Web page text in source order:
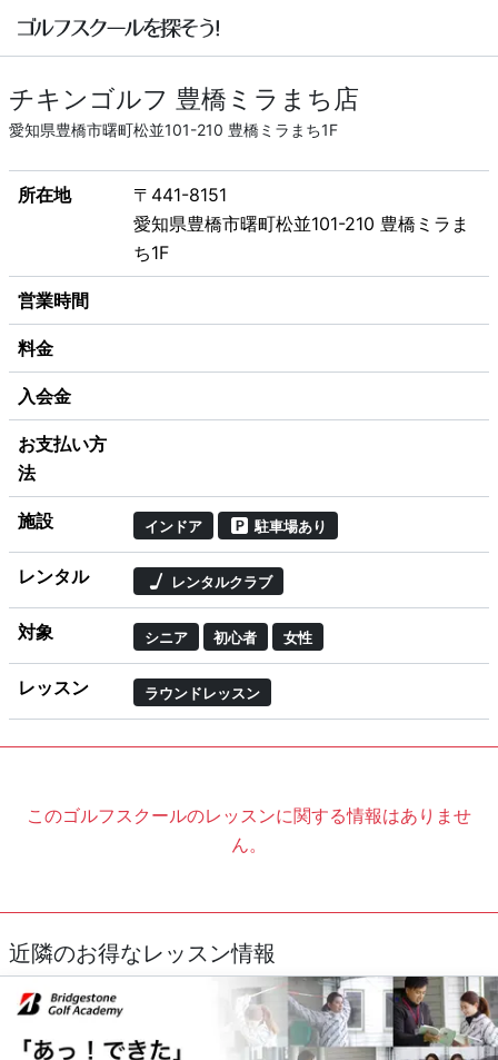
チキンゴルフ 豊橋ミラまち店
愛知県豊橋市曙町松並101-210 豊橋ミラまち1F
所在地
〒441-8151
愛知県豊橋市曙町松並101-210 豊橋ミラま
ち1F
営業時間
料金
入会金
お支払い方
法
施設 インドア 駐車場あり
レンタル レンタルクラブ
対象 シニア 初心者 女性
レッスン ラウンドレッスン
このゴルフスクールのレッスンに関する情報はありませ
ん。
近隣のお得なレッスン情報